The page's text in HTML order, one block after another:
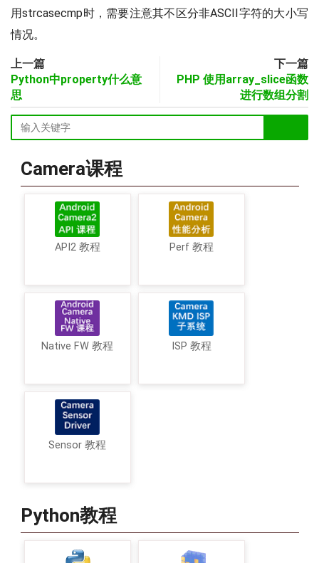
用strcasecmp时，需要注意其不区分非ASCII字符的大小写
情况。
上一篇
Python中property什么意
思
下一篇
PHP 使用array_slice函数
进行数组分割
Camera课程
API2 教程 Perf 教程
Native FW 教程 ISP 教程
Sensor 教程
Python教程